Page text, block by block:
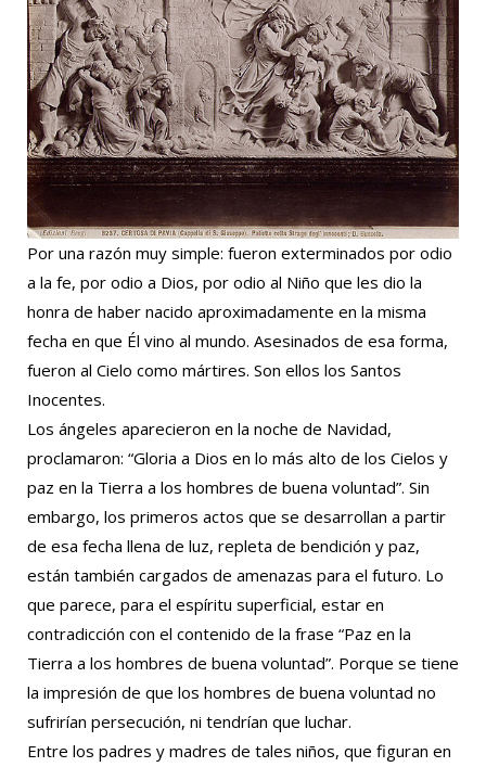
Por una razón muy simple: fueron exterminados por odio
a la fe, por odio a Dios, por odio al Niño que les dio la
honra de haber nacido aproximadamente en la misma
fecha en que Él vino al mundo. Asesinados de esa forma,
fueron al Cielo como mártires. Son ellos los Santos
Inocentes.
Los ángeles aparecieron en la noche de Navidad,
proclamaron: “Gloria a Dios en lo más alto de los Cielos y
paz en la Tierra a los hombres de buena voluntad”. Sin
embargo, los primeros actos que se desarrollan a partir
de esa fecha llena de luz, repleta de bendición y paz,
están también cargados de amenazas para el futuro. Lo
que parece, para el espíritu superficial, estar en
contradicción con el contenido de la frase “Paz en la
Tierra a los hombres de buena voluntad”. Porque se tiene
la impresión de que los hombres de buena voluntad no
sufrirían persecución, ni tendrían que luchar.
Entre los padres y madres de tales niños, que figuran en